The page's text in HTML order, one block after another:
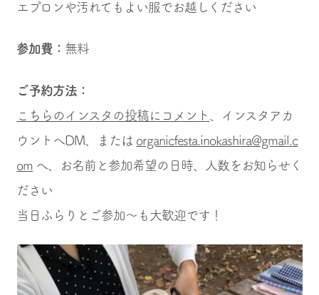
エプロンや汚れてもよい服でお越しください
参加費： 無料
ご予約方法：
こちらのインスタの投稿にコメント
、インスタアカ
ウントへDM、または organicfesta.inokashira@gmail.c
om へ、お名前と参加希望の日時、人数をお知らせく
ださい
当日ふらりとご参加〜も大歓迎です！